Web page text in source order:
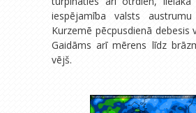
iespējamība valsts
Kurzemē pēcpusdienā debesis
Gaidāms arī mērens līdz
vējš.